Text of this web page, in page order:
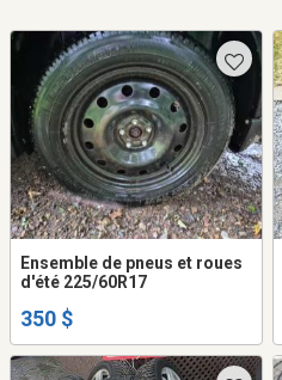
Ensemble de pneus et roues
d'été 225/60R17
350 $